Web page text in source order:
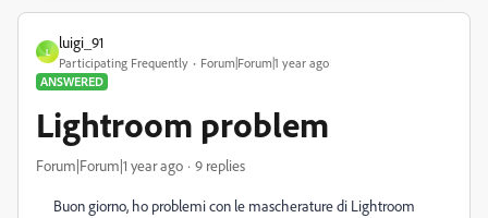
L
luigi_91
Participating Frequently
Forum|Forum|1 year ago
ANSWERED
Lightroom problem
Forum|Forum|1 year ago 9 replies
Buon giorno, ho problemi con le mascherature di Lightroom